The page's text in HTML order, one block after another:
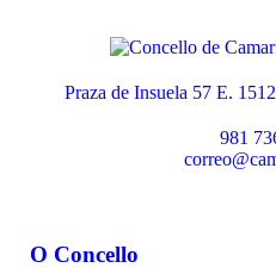
Praza de Insuela 57 E.
981
O Concello